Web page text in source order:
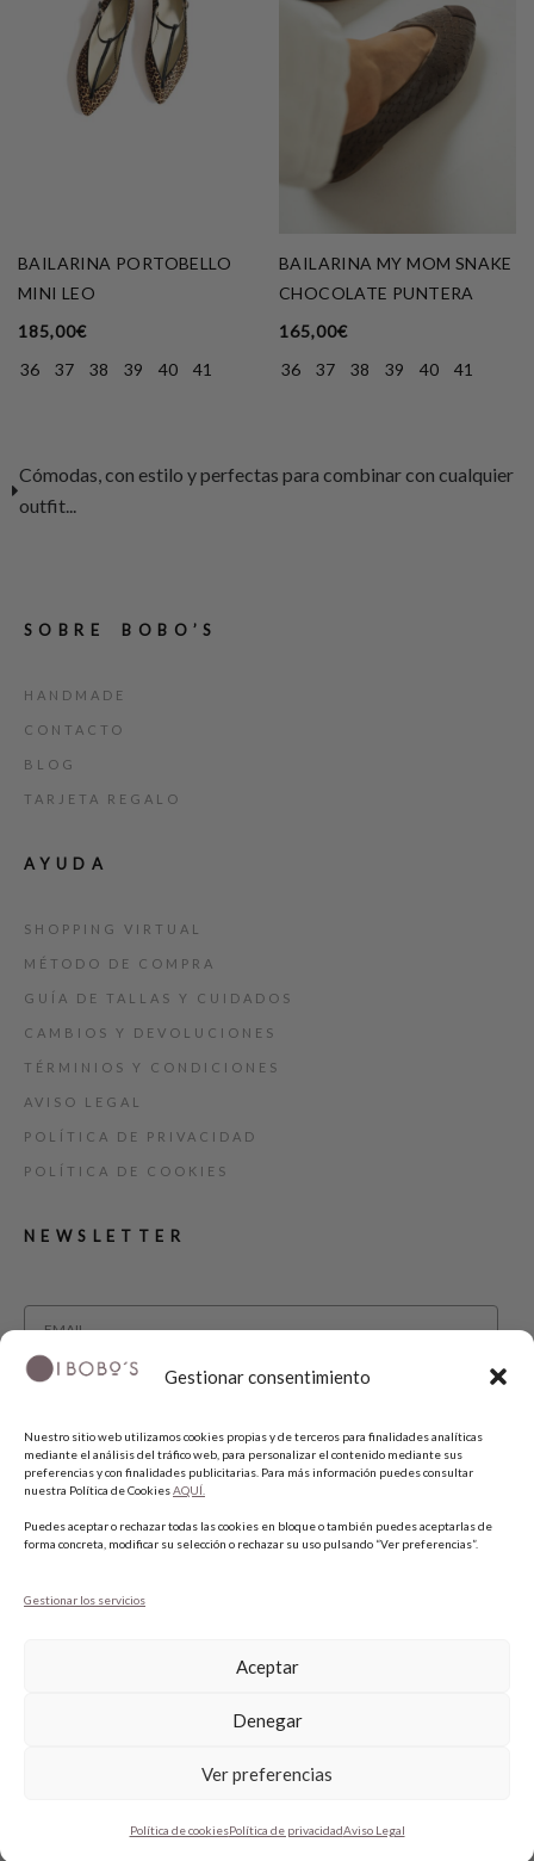
Gestionar consentimiento
Nuestro sitio web utilizamos cookies propias y de terceros para finalidades analíticas
mediante el análisis del tráfico web, para personalizar el contenido mediante sus
preferencias y con finalidades publicitarias. Para más información puedes consultar
nuestra Política de CookiesAQUÍ.
Puedes aceptar o rechazar todas las cookies en bloque o también puedes aceptarlas de
forma concreta, modificar su selección o rechazar su uso pulsando “Ver preferencias”.
Gestionar los servicios
Aceptar
Denegar
Ver preferencias
Política de cookiesPolítica de privacidadAviso Legal
BAILARINA PORTOBELLO
MINI LEO
185,00€
36
37 38 39 40 41
BAILARINA MY MOM SNAKE
CHOCOLATE PUNTERA
165,00€
36
37 38 39 40 41
Cómodas, con estilo y perfectas para combinar con cualquier
outfit...
SOBRE BOBO’S
HANDMADE
CONTACTO
BLOG
TARJETA REGALO
AYUDA
SHOPPING VIRTUAL
MÉTODO DE COMPRA
GUÍA DE TALLAS Y CUIDADOS
CAMBIOS Y DEVOLUCIONES
TÉRMINIOS Y CONDICIONES
AVISO LEGAL
POLÍTICA DE PRIVACIDAD
POLÍTICA DE COOKIES
NEWSLETTER
He leído y acepto la política de privacidad.
SUSCRIBIRME
SÍGUENOS